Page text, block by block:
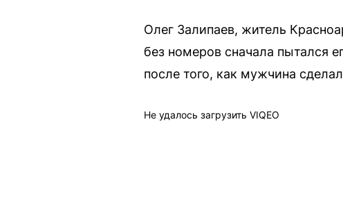
Олег Залипаев, житель
без номеров сначала пытался
после того, как мужчина
Не удалось загрузить VIQEO